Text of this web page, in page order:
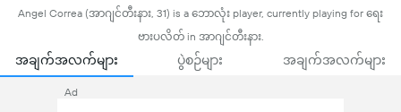
Angel Correa (အာဂျင်တီးနား, 31) is a ဘောလုံး player, currently playing for ရေး
ဗားပလိတ် in အာဂျင်တီးနား.
အချက်အလက်များ ပွဲစဉ်များ အချက်အလက်များ
Ad